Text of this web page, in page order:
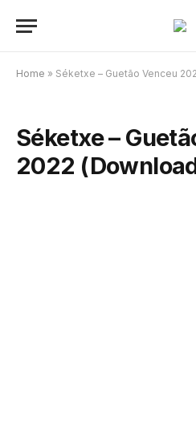
Home » Séketxe – Guetão Venceu
Séketxe –
2022